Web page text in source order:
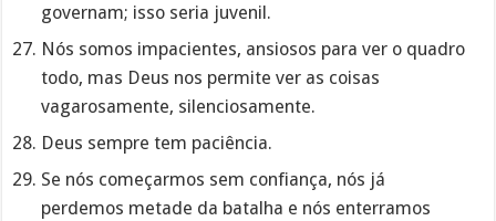
governam; isso seria juvenil.
Nós somos impacientes, ansiosos para ver o quadro
todo, mas Deus nos permite ver as coisas
vagarosamente, silenciosamente.
Deus sempre tem paciência.
Se nós começarmos sem confiança, nós já
perdemos metade da batalha e nós enterramos